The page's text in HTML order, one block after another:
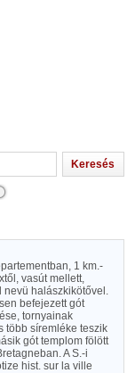
1 km.-
vasút mellett,
nevü halászkikötővel.
befejezett gót
tornyainak
több síremléke teszik
gót templom fölött
A S.-i
hist. sur la ville